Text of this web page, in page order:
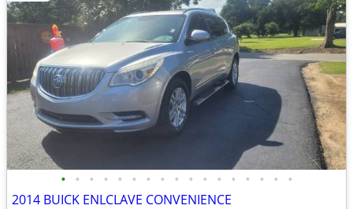
• • • • • • • • • • • • • • • • •
2014 BUICK ENLCLAVE CONVENIENCE